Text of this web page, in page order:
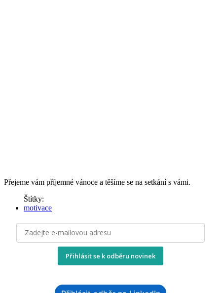
Přejeme vám příjemné vánoce a těšíme se na setkání s vámi.
Štítky:
motivace
Přihlásit se k odběru novinek